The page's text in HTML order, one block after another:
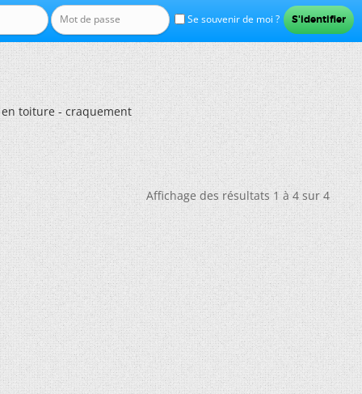
Se souvenir de moi ?
toiture - craquement
Affichage des résultats 1 à 4 sur 4